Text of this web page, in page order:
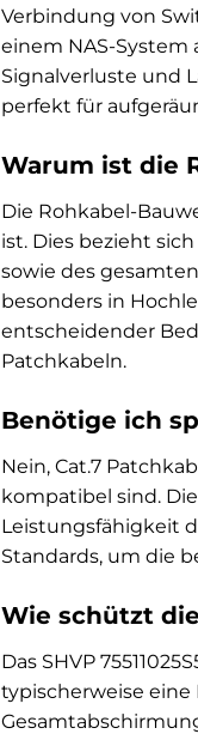
Verbindung von
einem NAS-System
Signalverluste und
perfekt für
Warum ist die
Die Rohkabel-
ist. Dies bezieht
sowie des
besonders in
entscheidender
Patchkabeln.
Benötige ich
Nein, Cat.7
kompatibel sind.
Leistungsfähigkeit
Standards, um die
Wie schützt
Das SHVP
typischerweise eine